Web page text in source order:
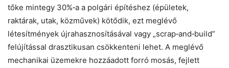
tőke mintegy 30%‑a a polgári építéshez (épületek,
raktárak, utak, közművek) kötődik, ezt meglévő
létesítmények újrahasznosításával vagy „scrap‑and‑build”
felújítással drasztikusan csökkenteni lehet. A meglévő
mechanikai üzemekre hozzáadott forró mosás, fejlett